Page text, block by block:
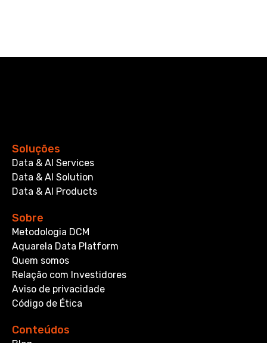
Soluções
Data & AI Services
Data & AI Solution
Data & AI Products
Sobre
Metodologia DCM
Aquarela Data Platform
Quem somos
Relação com Investidores
Aviso de privacidade
Código de Ética
Conteúdos